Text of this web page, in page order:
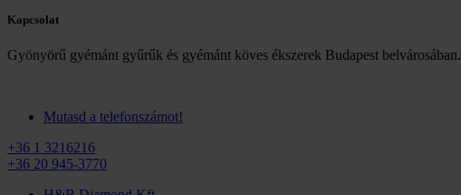
Kapcsolat
Gyönyörű gyémánt gyűrűk és gyémánt köves ékszerek Budapest belvárosában.
Mutasd a telefonszámot!
+36 1 3216216
+36 20 945-3770